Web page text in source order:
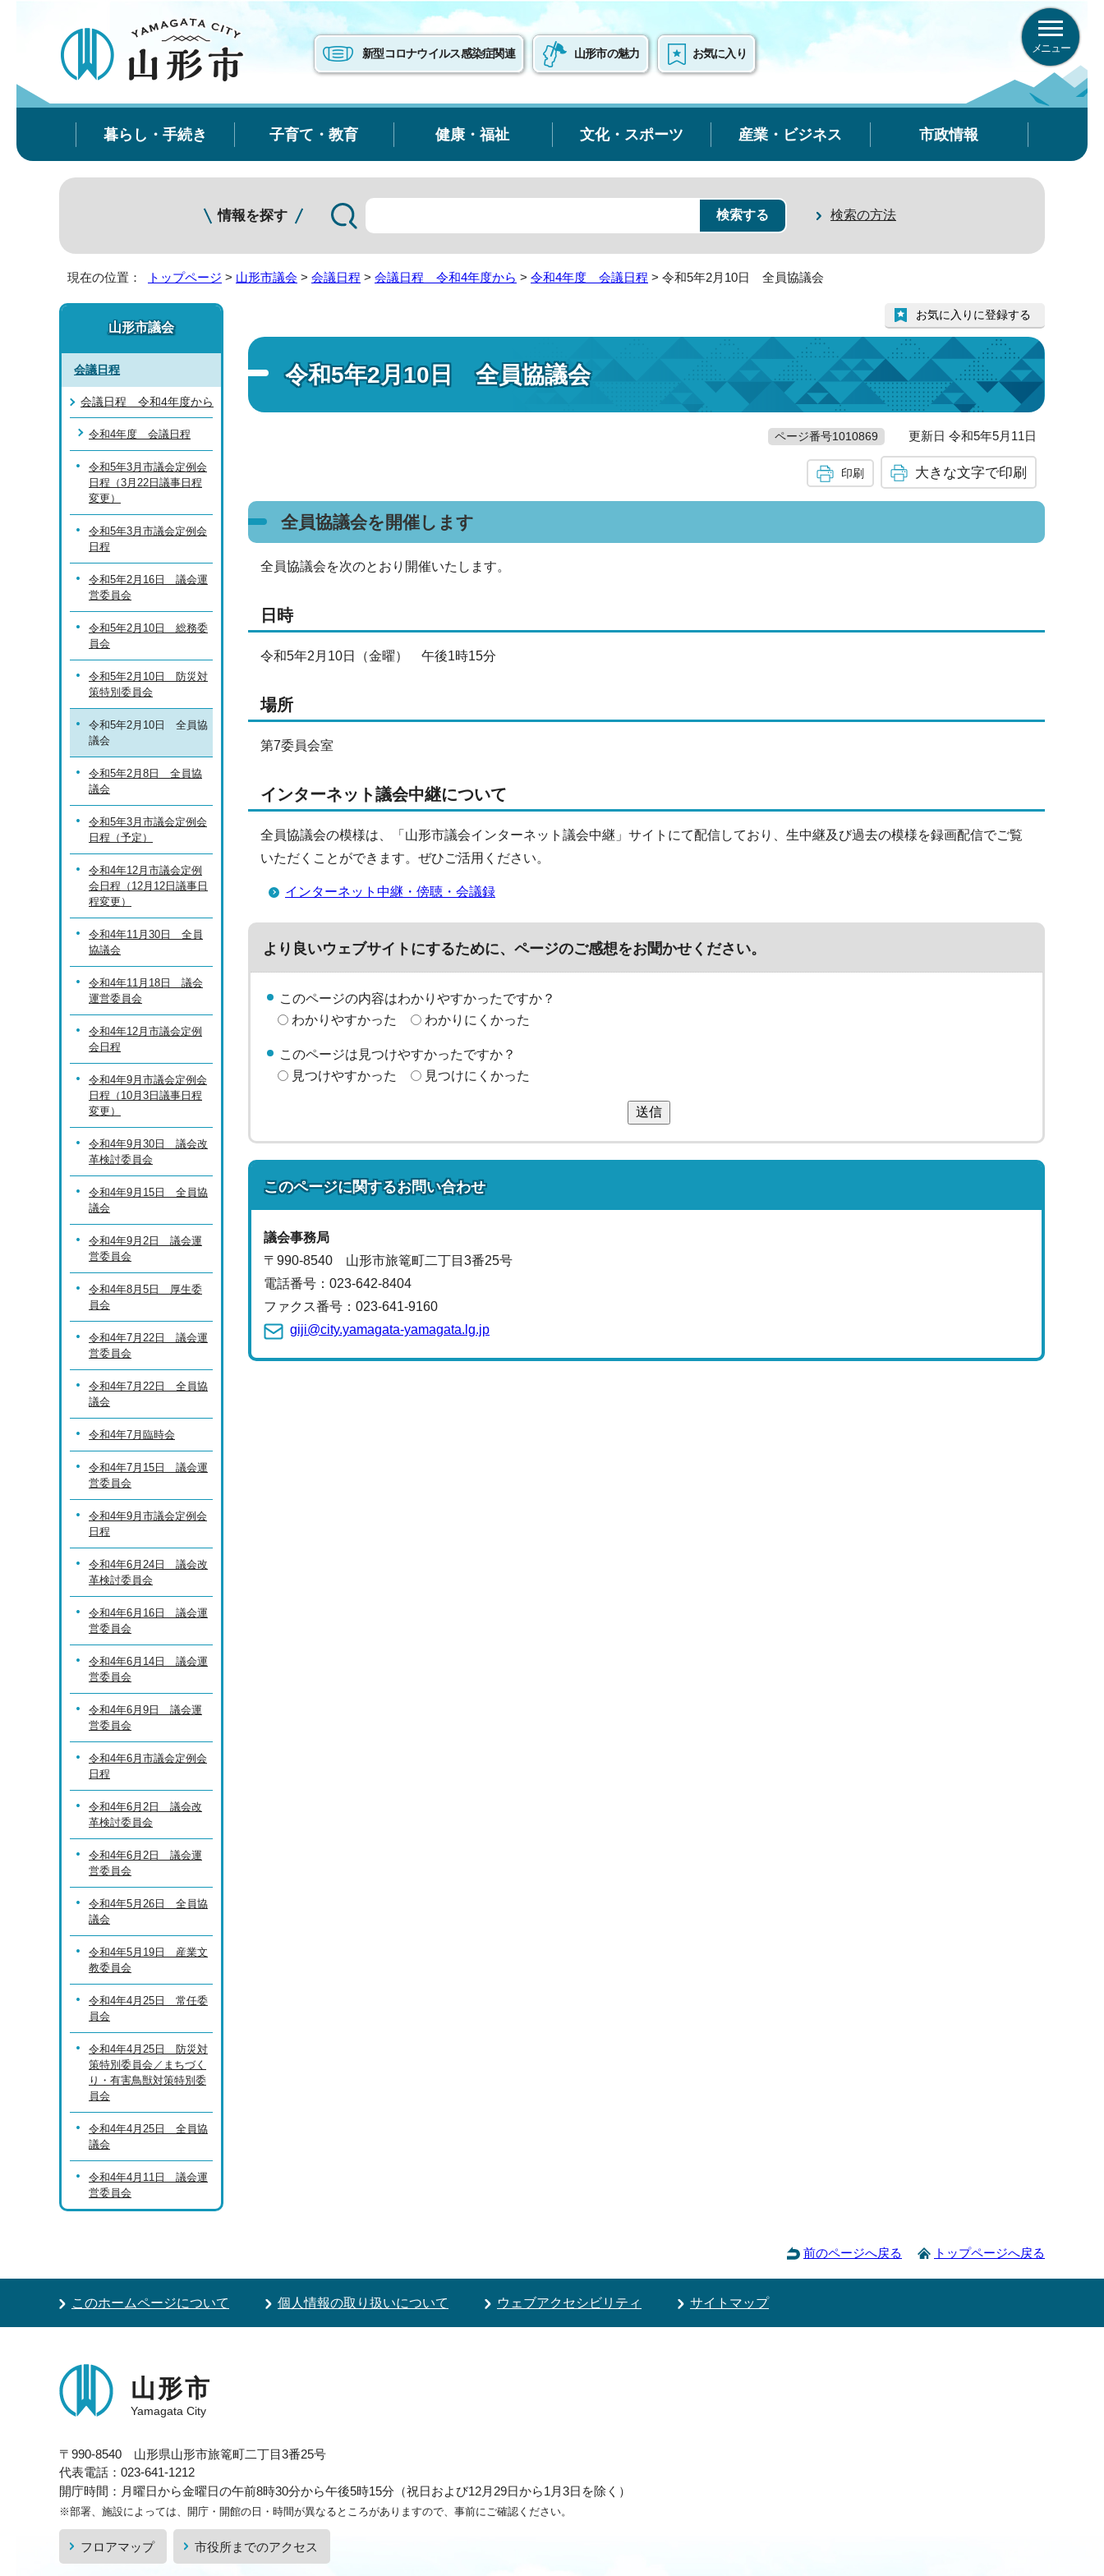
新型コロナウイルス感染症関連 山形市の魅力 お気に入り メニュー
暮らし・手続き 子育て・教育 健康・福祉 文化・スポーツ 産業・ビジネス 市政情報
情報を探す 検索の方法
現在の位置： トップページ > 山形市議会 > 会議日程 > 会議日程 令和4年度から > 令和4年度 会議日程 > 令和5年2月10日 全員協議会
令和5年2月10日 全員協議会
お気に入りに登録する
ページ番号1010869 更新日 令和5年5月11日
印刷 大きな文字で印刷
全員協議会を開催します
全員協議会を次のとおり開催いたします。
日時
令和5年2月10日（金曜） 午後1時15分
場所
第7委員会室
インターネット議会中継について
全員協議会の模様は、「山形市議会インターネット議会中継」サイトにて配信しており、生中継及び過去の模様を録画配信でご覧
いただくことができます。ぜひご活用ください。
インターネット中継・傍聴・会議録
より良いウェブサイトにするために、ページのご感想をお聞かせください。
このページの内容はわかりやすかったですか？
わかりやすかった
わかりにくかった
このページは見つけやすかったですか？
見つけやすかった
見つけにくかった
送信
このページに関するお問い合わせ
議会事務局
〒990-8540 山形市旅篭町二丁目3番25号
電話番号： 023-642-8404
ファクス番号：023-641-9160
giji@city.yamagata-yamagata.lg.jp
山形市議会
会議日程
会議日程 令和4年度から
令和4年度 会議日程
令和5年3月市議会定例会
日程（3月22日議事日程
変更）
令和5年3月市議会定例会
日程
令和5年2月16日 議会運
営委員会
令和5年2月10日 総務委
員会
令和5年2月10日 防災対
策特別委員会
令和5年2月10日 全員協
議会
令和5年2月8日 全員協
議会
令和5年3月市議会定例会
日程（予定）
令和4年12月市議会定例
会日程（12月12日議事日
程変更）
令和4年11月30日 全員
協議会
令和4年11月18日 議会
運営委員会
令和4年12月市議会定例
会日程
令和4年9月市議会定例会
日程（10月3日議事日程
変更）
令和4年9月30日 議会改
革検討委員会
令和4年9月15日 全員協
議会
令和4年9月2日 議会運
営委員会
令和4年8月5日 厚生委
員会
令和4年7月22日 議会運
営委員会
令和4年7月22日 全員協
議会
令和4年7月臨時会
令和4年7月15日 議会運
営委員会
令和4年9月市議会定例会
日程
令和4年6月24日 議会改
革検討委員会
令和4年6月16日 議会運
営委員会
令和4年6月14日 議会運
営委員会
令和4年6月9日 議会運
営委員会
令和4年6月市議会定例会
日程
令和4年6月2日 議会改
革検討委員会
令和4年6月2日 議会運
営委員会
令和4年5月26日 全員協
議会
令和4年5月19日 産業文
教委員会
令和4年4月25日 常任委
員会
令和4年4月25日 防災対
策特別委員会／まちづく
り・有害鳥獣対策特別委
員会
令和4年4月25日 全員協
議会
令和4年4月11日 議会運
営委員会
前のページへ戻る トップページへ戻る
このホームページについて 個人情報の取り扱いについて ウェブアクセシビリティ サイトマップ
山形市
Yamagata City
〒990-8540 山形県山形市旅篭町二丁目3番25号
代表電話：023-641-1212
開庁時間：月曜日から金曜日の午前8時30分から午後5時15分（祝日および12月29日から1月3日を除く）
※部署、施設によっては、開庁・開館の日・時間が異なるところがありますので、事前にご確認ください。
フロアマップ 市役所までのアクセス